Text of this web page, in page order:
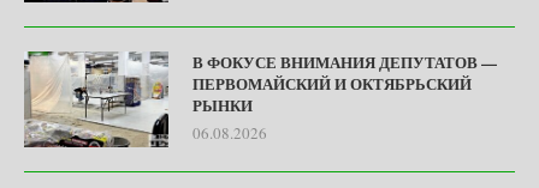
В ФОКУСЕ ВНИМАНИЯ ДЕПУТАТОВ —
ПЕРВОМАЙСКИЙ И ОКТЯБРЬСКИЙ
РЫНКИ
06.08.2026